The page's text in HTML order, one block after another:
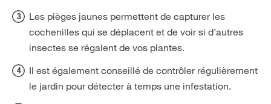
Les pièges jaunes permettent de capturer les
cochenilles qui se déplacent et de voir si d’autres
insectes se régalent de vos plantes.
Il est également conseillé de contrôler régulièrement
le jardin pour détecter à temps une infestation.